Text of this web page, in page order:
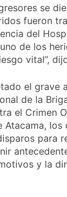
se
fueron
del
de los
vital”,
el grave
de la
el Crimen
Atacama, los
para
y la